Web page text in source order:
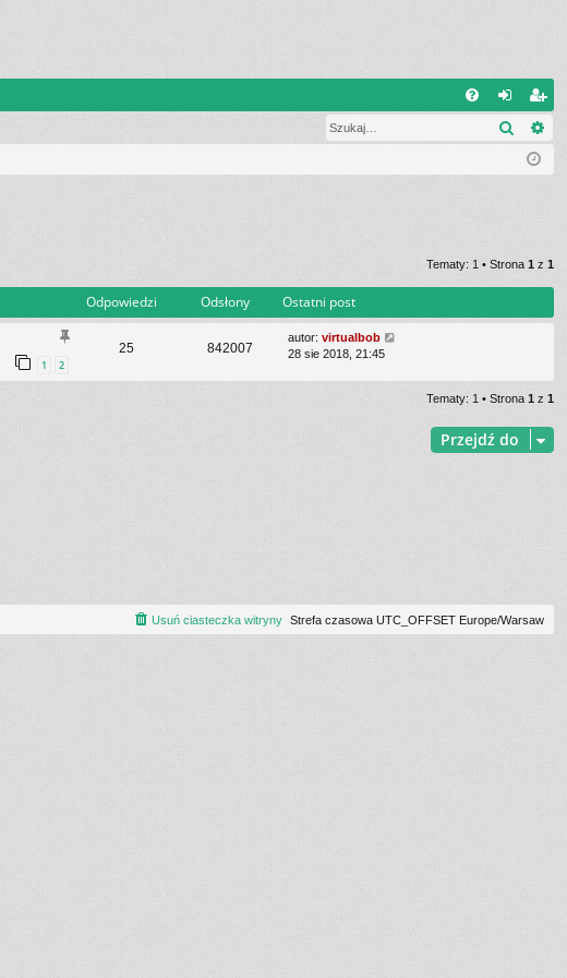
al
ę
ar
ej
j
si
ę
Szukaj
Tematy: 1 • Strona 1 z 1
Odpowiedzi Odsłony Ostatni post
1 2
25 842007
autor: virtualbob
28 sie 2018, 21:45
Tematy: 1 • Strona 1 z 1
Przejdź do
Strefa czasowa UTC_OFFSET Europe/Warsaw
Usuń ciasteczka witryny